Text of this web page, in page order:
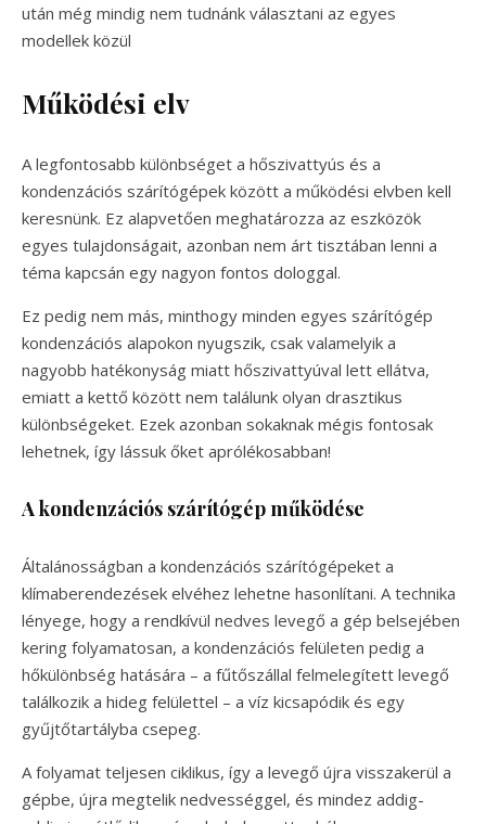
után még mindig nem tudnánk választani az egyes
modellek közül
Működési elv
A legfontosabb különbséget a hőszivattyús és a
kondenzációs szárítógépek között a működési elvben kell
keresnünk. Ez alapvetően meghatározza az eszközök
egyes tulajdonságait, azonban nem árt tisztában lenni a
téma kapcsán egy nagyon fontos dologgal.
Ez pedig nem más, minthogy minden egyes szárítógép
kondenzációs alapokon nyugszik, csak valamelyik a
nagyobb hatékonyság miatt hőszivattyúval lett ellátva,
emiatt a kettő között nem találunk olyan drasztikus
különbségeket. Ezek azonban sokaknak mégis fontosak
lehetnek, így lássuk őket aprólékosabban!
A kondenzációs szárítógép működése
Általánosságban a kondenzációs szárítógépeket a
klímaberendezések elvéhez lehetne hasonlítani. A technika
lényege, hogy a rendkívül nedves levegő a gép belsejében
kering folyamatosan, a kondenzációs felületen pedig a
hőkülönbség hatására – a fűtőszállal felmelegített levegő
találkozik a hideg felülettel – a víz kicsapódik és egy
gyűjtőtartályba csepeg.
A folyamat teljesen ciklikus, így a levegő újra visszakerül a
gépbe, újra megtelik nedvességgel, és mindez addig-